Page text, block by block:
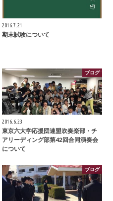
2016.7.21
期末試験について
ブログ
2016.6.23
東京六大学応援団連盟吹奏楽部・チ
アリーディング部第42回合同演奏会
について
ブログ